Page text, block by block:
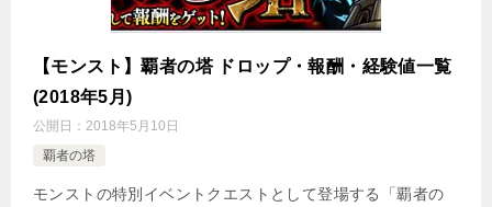
【モンスト】覇者の塔 ドロップ・報酬・経験値一覧
(2018年5月)
公開日： 2018年5月10日
覇者の塔
モンストの特別イベントクエストとして登場する「覇者の